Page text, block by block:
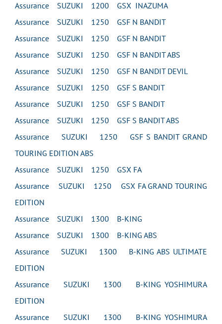
Assurance SUZUKI 1200 GSX INAZUMA
Assurance SUZUKI 1250 GSF N BANDIT
Assurance SUZUKI 1250 GSF N BANDIT
Assurance SUZUKI 1250 GSF N BANDIT ABS
Assurance SUZUKI 1250 GSF N BANDIT DEVIL
Assurance SUZUKI 1250 GSF S BANDIT
Assurance SUZUKI 1250 GSF S BANDIT
Assurance SUZUKI 1250 GSF S BANDIT ABS
Assurance SUZUKI 1250 GSF S BANDIT GRAND
TOURING EDITION ABS
Assurance SUZUKI 1250 GSX FA
Assurance SUZUKI 1250 GSX FA GRAND TOURING
EDITION
Assurance SUZUKI 1300 B-KING
Assurance SUZUKI 1300 B-KING ABS
Assurance SUZUKI 1300 B-KING ABS ULTIMATE
EDITION
Assurance SUZUKI 1300 B-KING YOSHIMURA
EDITION
Assurance SUZUKI 1300 B-KING YOSHIMURA